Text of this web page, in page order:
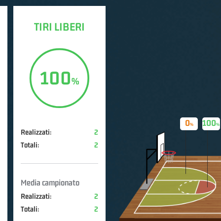
TIRI LIBERI
100
Realizzati:
2
Totali:
2
Media campionato
Realizzati:
2
Totali:
2
100
0